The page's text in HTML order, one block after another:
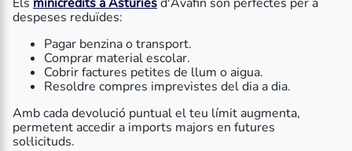
despeses reduïdes:
Pagar benzina o transport.
Comprar material escolar.
Cobrir factures petites de llum o aigua.
Resoldre compres imprevistes del dia a dia.
Amb cada devolució puntual el teu límit augmenta,
permetent accedir a imports majors en futures
sol·licituds.